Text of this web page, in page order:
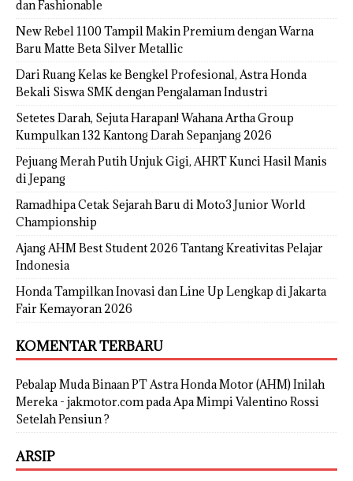
dan Fashionable
New Rebel 1100 Tampil Makin Premium dengan Warna
Baru Matte Beta Silver Metallic
Dari Ruang Kelas ke Bengkel Profesional, Astra Honda
Bekali Siswa SMK dengan Pengalaman Industri
Setetes Darah, Sejuta Harapan! Wahana Artha Group
Kumpulkan 132 Kantong Darah Sepanjang 2026
Pejuang Merah Putih Unjuk Gigi, AHRT Kunci Hasil Manis
di Jepang
Ramadhipa Cetak Sejarah Baru di Moto3 Junior World
Championship
Ajang AHM Best Student 2026 Tantang Kreativitas Pelajar
Indonesia
Honda Tampilkan Inovasi dan Line Up Lengkap di Jakarta
Fair Kemayoran 2026
KOMENTAR TERBARU
Pebalap Muda Binaan PT Astra Honda Motor (AHM) Inilah
Mereka - jakmotor.compadaApa Mimpi Valentino Rossi
Setelah Pensiun ?
ARSIP